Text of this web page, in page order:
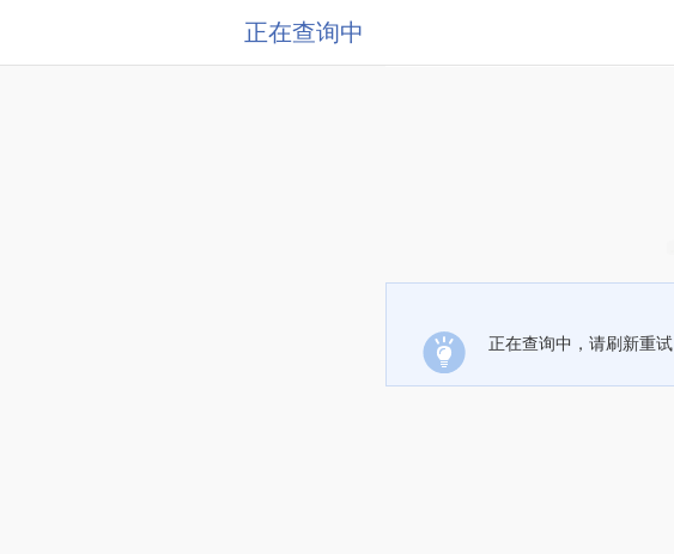
正在查询中
正在查询中，请刷新重试